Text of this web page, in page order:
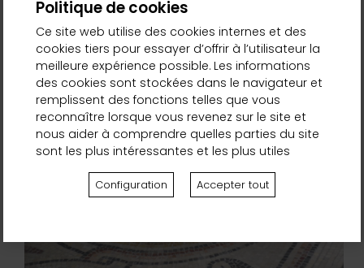
+ INFO
Politique de cookies
Ce site web utilise des cookies internes et des
cookies tiers pour essayer d’offrir à l’utilisateur la
meilleure expérience possible. Les informations
des cookies sont stockées dans le navigateur et
remplissent des fonctions telles que vous
reconnaître lorsque vous revenez sur le site et
nous aider à comprendre quelles parties du site
sont les plus intéressantes et les plus utiles
Configuration Accepter tout